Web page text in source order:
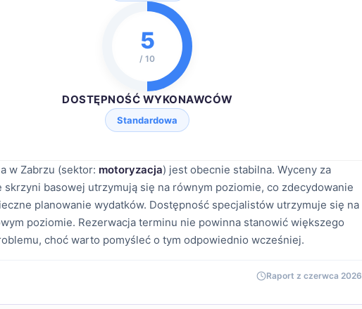
5
/ 10
DOSTĘPNOŚĆ WYKONAWCÓW
Standardowa
w Zabrzu (sektor: motoryzacja) jest obecnie stabilna. Wyceny za
skrzyni basowej utrzymują się na równym poziomie, co zdecydowanie
planowanie wydatków. Dostępność specjalistów utrzymuje się na
poziomie. Rezerwacja terminu nie powinna stanowić większego
choć warto pomyśleć o tym odpowiednio wcześniej.
Raport z czerwca 2026